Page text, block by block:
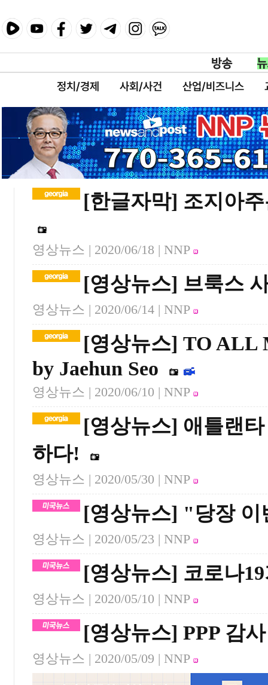
정치/경제 사회/사건 산업/비즈니스
[한글자막] 조지아
영상뉴스 | 2020/06/18 | NNP
[영상뉴스] 브룩스
영상뉴스 | 2020/06/14 | NNP
[영상뉴스] TO ALL
by Jaehun Seo
영상뉴스 | 2020/06/10 | NNP
[영상뉴스] 애틀랜
하다!
영상뉴스 | 2020/05/30 | NNP
[영상뉴스] "당장
영상뉴스 | 2020/05/23 | NNP
[영상뉴스] 코로나
영상뉴스 | 2020/05/10 | NNP
[영상뉴스] PPP 감
영상뉴스 | 2020/05/09 | NNP